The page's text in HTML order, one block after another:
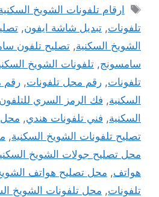
الوسوم
ارقام تلفونات الشويخ
تلفونات, تبديل شاشة ايفون,
الشويخ السكنية, تصليح تلفون
سامسونج, تلفونات الشويخ
تلفونات, رقم محل تلفونات, رقم
السكنية, فك الرمز السري للتلفون
السكنية, فني تلفونات هندي, محل
تصليح تلفونات الشويخ السكنية,
محل تصليح جولات الشويخ
هواتف, محل تصليح هواتف
تلفونات, محل تلفونات الشويخ